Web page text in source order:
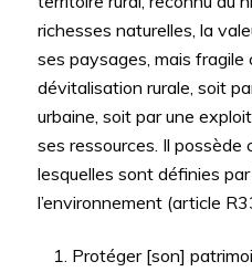
richesses naturelles, la
ses paysages, mais fragile
dévitalisation rurale, soit
urbaine, soit par une
ses ressources. Il possède
lesquelles sont définies
l’environnement (article
Protéger [son]